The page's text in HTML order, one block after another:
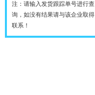
注：请输入发货跟踪单号进行查
询，如没有结果请与该企业取得
联系！